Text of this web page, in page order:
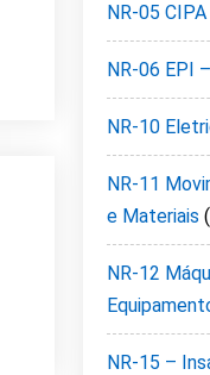
NR-05 CIPA
NR-06 EPI
NR-10
NR-11
e Materiais
NR-12
NR-15 –